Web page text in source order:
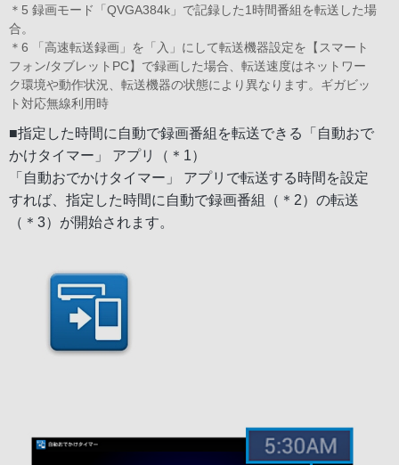
＊5 録画モード「QVGA384k」で記録した1時間番組を転送した場
合。
＊6 「高速転送録画」を「入」にして転送機器設定を【スマート
フォン/タブレットPC】で録画した場合、転送速度はネットワー
ク環境や動作状況、転送機器の状態により異なります。ギガビッ
ト対応無線利用時
■指定した時間に自動で録画番組を転送できる「自動おで
かけタイマー」 アプリ（＊1）
「自動おでかけタイマー」 アプリで転送する時間を設定
すれば、指定した時間に自動で録画番組（＊2）の転送
（＊3）が開始されます。